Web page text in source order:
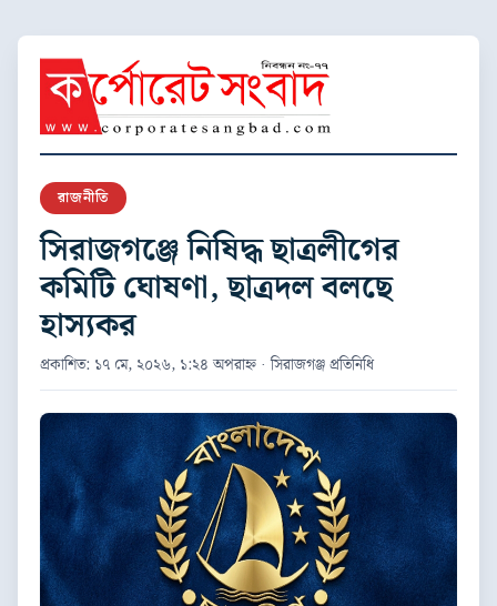
রাজনীতি
সিরাজগঞ্জে নিষিদ্ধ ছাত্রলীগের
কমিটি ঘোষণা, ছাত্রদল বলছে
হাস্যকর
প্রকাশিত: ১৭ মে, ২০২৬, ১:২৪ অপরাহ্ন · সিরাজগঞ্জ প্রতিনিধি